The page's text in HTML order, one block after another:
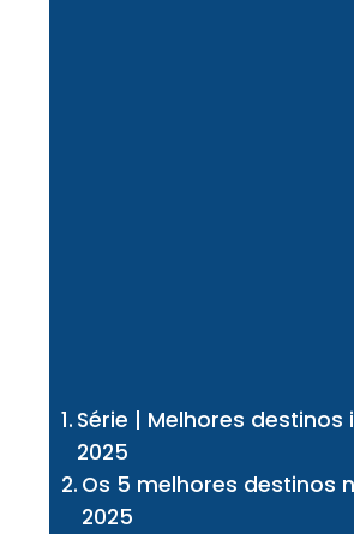
Série | Melhores
2025
Os 5 melhores destinos
2025